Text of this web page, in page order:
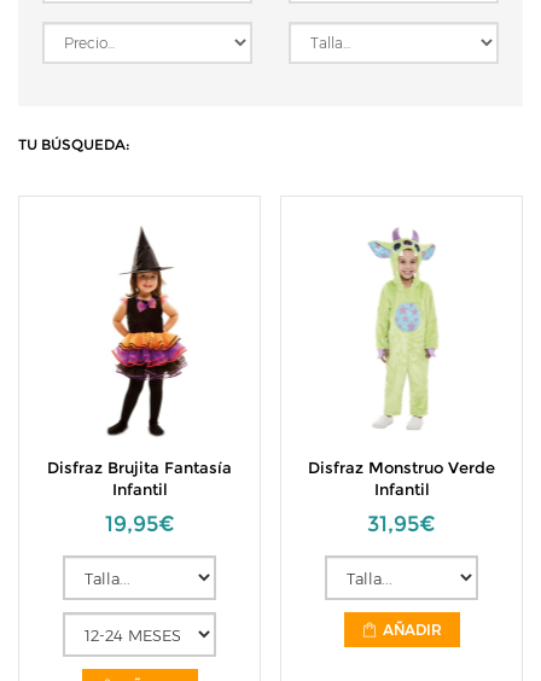
TU BÚSQUEDA:
Disfraz Brujita Fantasía
Infantil
19,95€
Disfraz Monstruo Verde
Infantil
31,95€
AÑADIR